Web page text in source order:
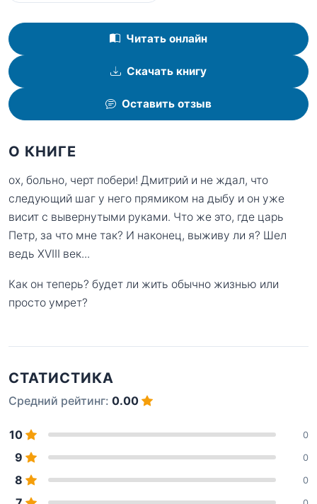
Читать онлайн
Скачать книгу
Оставить отзыв
О КНИГЕ
ох, больно, черт побери! Дмитрий и не ждал, что
следующий шаг у него прямиком на дыбу и он уже
висит с вывернутыми руками. Что же это, где царь
Петр, за что мне так? И наконец, выживу ли я? Шел
ведь XVIII век...
Как он теперь? будет ли жить обычно жизнью или
просто умрет?
СТАТИСТИКА
Средний рейтинг: 0.00
10 0
9 0
8 0